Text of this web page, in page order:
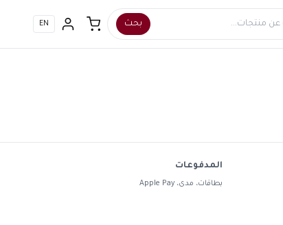
بحث EN
المدفوعات
بطاقات، مدى، Apple Pay